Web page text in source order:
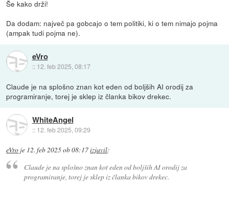
Še kako drži!
Da dodam: največ pa gobcajo o tem politiki, ki o tem nimajo pojma
(ampak tudi pojma ne).
eVro
:: 12. feb 2025, 08:17
Claude je na splošno znan kot eden od boljših AI orodij za
programiranje, torej je sklep iz članka bikov drekec.
WhiteAngel
:: 12. feb 2025, 09:29
eVro je 12. feb 2025 ob 08:17izjavil:
Claude je na splošno znan kot eden od boljših AI orodij za
programiranje, torej je sklep iz članka bikov drekec.